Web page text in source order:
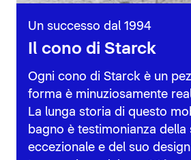
Un successo dal 1994
Il cono di Starck
Ogni cono di Starck è un
forma è minuziosamente
La lunga storia di questo
bagno è testimonianza della
eccezionale e del suo